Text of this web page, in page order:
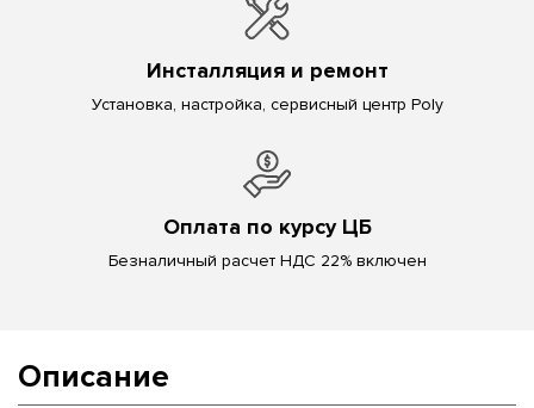
Инсталляция и ремонт
Установка, настройка, сервисный центр Poly
Оплата по курсу ЦБ
Безналичный расчет НДС 22% включен
Описание